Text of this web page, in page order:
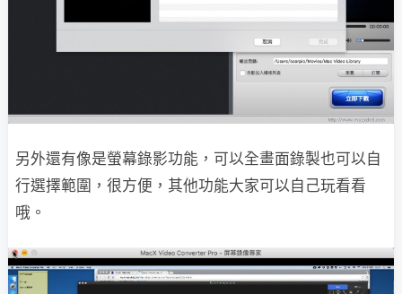
另外還有像是螢幕錄影功能，可以全畫面錄製也可以自
行選擇範圍，很方便，其他功能大家可以自己玩看看
哦。